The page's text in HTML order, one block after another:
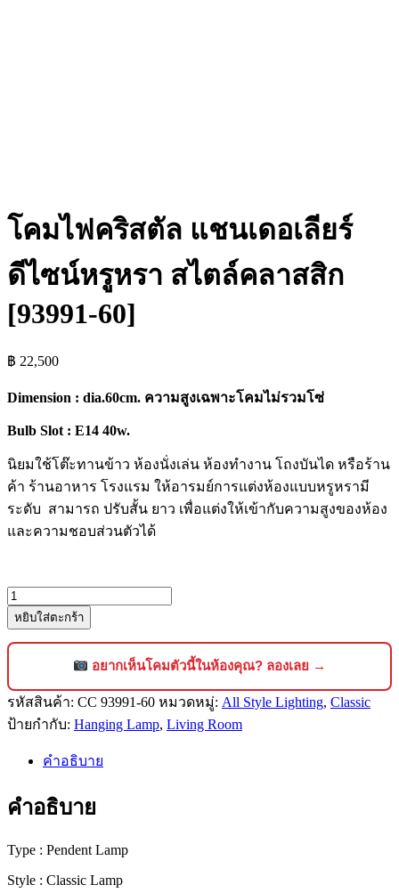
โคมไฟคริสตัล แชนเดอเลียร์
ดีไซน์หรูหรา สไตล์คลาสสิก
[93991-60]
฿ 22,500
Dimension : dia.60cm. ความสูงเฉพาะโคมไม่รวมโซ่
Bulb Slot : E14 40w.
นิยมใช้โต๊ะทานข้าว ห้องนั่งเล่น ห้องทำงาน โถงบันได หรือร้าน
ค้า ร้านอาหาร โรงแรม ให้อารมย์การแต่งห้องแบบหรูหรามี
ระดับ สามารถ ปรับสั้น ยาว เพื่อแต่งให้เข้ากับความสูงของห้อง
และความชอบส่วนตัวได้
จำนวน
โคม
ไฟ
แช
นเดอ
เลีย
หรูหรา
สไตล์
คลาส
[93991-
หยิบใส่ตะกร้า
อยากเห็นโคมตัวนี้ในห้องคุณ? ลองเลย →
รหัสสินค้า: CC 93991-60 หมวดหมู่: All Style Lighting, Classic
ป้ายกำกับ: Hanging Lamp, Living Room
คำอธิบาย
คำอธิบาย
Type : Pendent Lamp
Style : Classic Lamp